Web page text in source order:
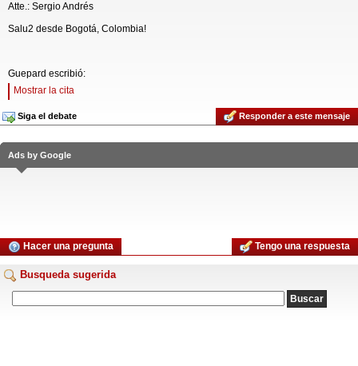
Atte.: Sergio Andrés
Salu2 desde Bogotá, Colombia!
Guepard escribió:
Mostrar la cita
Siga el debate Responder a este mensaje
Ads by Google
Hacer una pregunta Tengo una respuesta
Busqueda sugerida